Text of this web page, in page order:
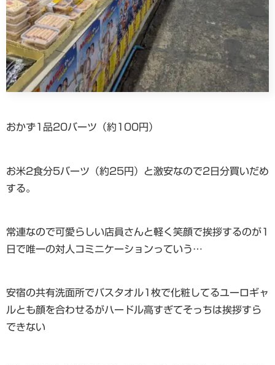
おかず1品20バーツ（約100円）
お米2食分5バーツ（約25円）と激安なので2日分買いだめ
する。
常連なので可愛らしい店員さんと軽く笑顔で挨拶するのが1
日で唯一の対人コミニケーションっていう…
安宿の共有洗面所でバスタオル1枚で化粧してるユーロギャ
ルとも顔を合わせるがハードル高すぎてそっちは挨拶すら
できない